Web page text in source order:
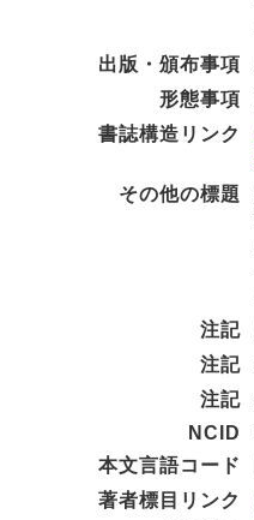
出版・頒布事項
形態事項
書誌構造リンク
その他の標題
注記
注記
注記
NCID
本文言語コード
著者標目リンク